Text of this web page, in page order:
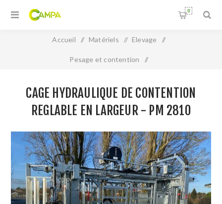
0
Accueil / Matériels / Elevage /
Pesage et contention /
LARGEUR - PM 2810
CAGE HYDRAULIQUE DE CONTENTION
REGLABLE EN LARGEUR - PM 2810